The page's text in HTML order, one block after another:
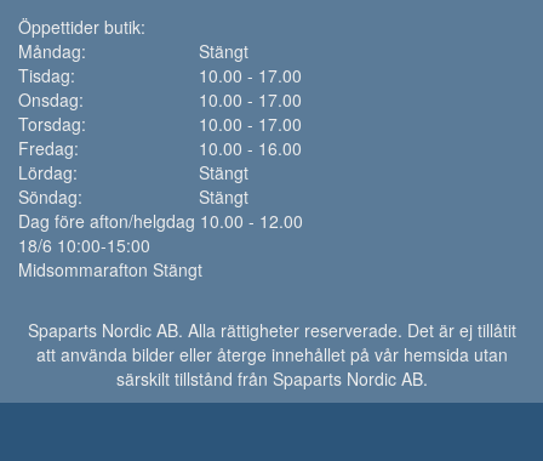
Öppettider butik:
Måndag:
Stängt
Tisdag:
10.00 - 17.00
Onsdag:
10.00 - 17.00
Torsdag:
10.00 - 17.00
Fredag:
10.00 - 16.00
Lördag:
Stängt
Söndag:
Stängt
Dag före afton/helgdag 10.00 - 12.00
18/6 10:00-15:00
Midsommarafton Stängt
Spaparts Nordic AB. Alla rättigheter reserverade. Det är ej tillåtit
att använda bilder eller återge innehållet på vår hemsida utan
särskilt tillstånd från Spaparts Nordic AB.